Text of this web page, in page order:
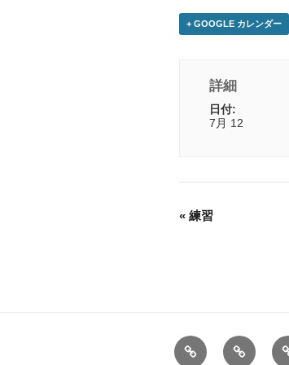
+ GOOGLE カレンダー
詳細
日付:
7月 12
« 練習
HOME
お